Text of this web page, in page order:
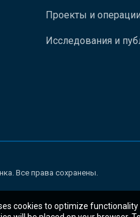
Проекты и операции
Исследования и
Все права сохранены.
cookies to optimize